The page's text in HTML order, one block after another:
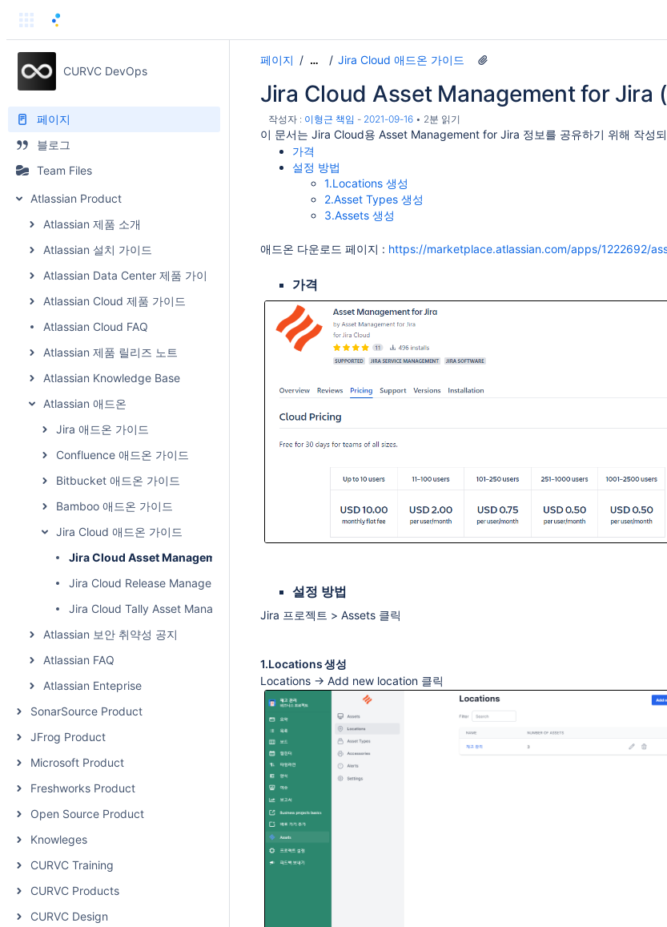
CURVC DevOps
페이지
블로그
Team Files
Atlassian Product
Atlassian 제품 소개
Atlassian 설치 가이드
Atlassian Data Center 제품 가이드
Atlassian Cloud 제품 가이드
Atlassian Cloud FAQ
Atlassian 제품 릴리즈 노트
Atlassian Knowledge Base
Atlassian 애드온
Jira 애드온 가이드
Confluence 애드온 가이드
Bitbucket 애드온 가이드
Bamboo 애드온 가이드
Jira Cloud 애드온 가이드
Jira Cloud Asset Management for Jira (자산 관리 애드온 )
Jira Cloud Release Management
Jira Cloud Tally Asset Manager (자산 관리 애드온)
Atlassian 보안 취약성 공지
Atlassian FAQ
Atlassian Enteprise
SonarSource Product
JFrog Product
Microsoft Product
Freshworks Product
Open Source Product
Knowleges
CURVC Training
CURVC Products
CURVC Design
페이지 … Jira Cloud 애드온 가이드
Jira Cloud Asset Management for Jira
작성자 : 이형근 책임 - 2021-09-16 2분 읽기
이 문서는 Jira Cloud용 Asset Management for Jira 정보를 공유하기 위해 작성
가격
설정 방법
1.Locations 생성
2.Asset Types 생성
3.Assets 생성
애드온 다운로드 페이지 : https://marketplace.atlassian.com/apps/1222692/
가격
설정 방법
Jira 프로젝트 > Assets 클릭
1.Locations 생성
Locations → Add new location 클릭